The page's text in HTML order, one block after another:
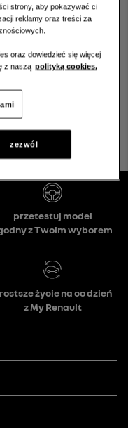
nie ma
tej kategorii.
strony, aby pokazywać ci
reklamy oraz treści za
oraz dowiedzieć się więcej
z naszą polityką cookies.
zezwól